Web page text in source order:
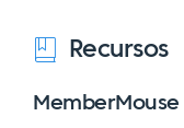
desarrollo que
Recursos